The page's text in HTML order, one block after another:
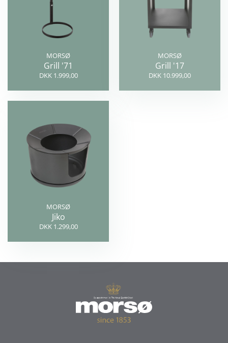
MORSØ
Grill '71
DKK 1.999,00
MORSØ
Grill '17
DKK 10.999,00
MORSØ
Jiko
DKK 1.299,00